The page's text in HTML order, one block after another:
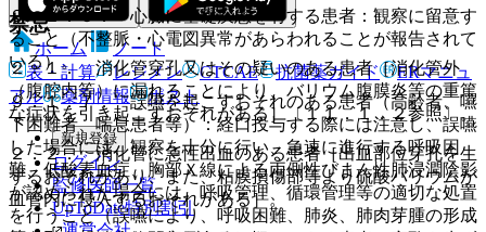
９．１．６． 心臓に基礎疾患を有する患者：観察に留意す
ること（不整脈・心電図異常があらわれることが報告されて
いる）。
９．１．７． 誤嚥を起こすおそれのある患者（高齢者、嚥
下困難者、喘息患者等）：経口投与する際には注意し、誤嚥
した場合には、観察を十分に行い、急速に進行する呼吸困
難、低酸素血症、胸部Ｘ線による両側性びまん性肺浸潤陰影
が認められた場合には、呼吸管理、循環管理等の適切な処置
を行うこと（誤嚥により、呼吸困難、肺炎、肺肉芽腫の形成
禁忌
２．１． 消化管穿孔又はその疑いのある患者［消化管外
（腹腔内等）に漏れることにより、バリウム腹膜炎等の重篤
な症状を引き起こすおそれがある］〔１１．１．２参照〕。
２．２． 消化管に急性出血のある患者［出血部位穿孔を生
ずるおそれがあり、また、粘膜損傷部等より硫酸バリウムが
血管内に侵入するおそれがある］。
ホーム
ノート
表・計算
レジメン CTCAE 抗菌薬ガイド
ERマニュ
アル
薬剤情報 ポスト
新規登録
ログイン
監修医師一覧
UpToDate特別割引